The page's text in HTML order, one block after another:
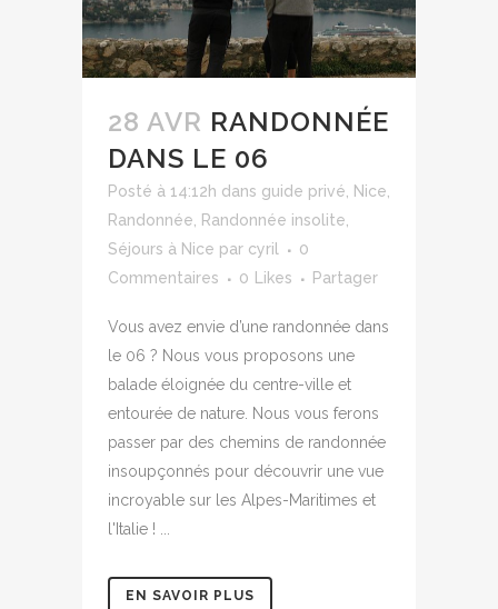
28 AVR RANDONNÉE
DANS LE 06
Posté à 14:12h dans guide privé Nice
Randonnée
Randonnée insolite
Séjours à Nice par cyril
0
Commentaires
0 Likes Partager
Vous avez envie d’une randonnée dans
le 06 ? Nous vous proposons une
balade éloignée du centre-ville et
entourée de nature. Nous vous ferons
passer par des chemins de randonnée
insoupçonnés pour découvrir une vue
incroyable sur les Alpes-Maritimes et
l'Italie ! ...
EN SAVOIR PLUS